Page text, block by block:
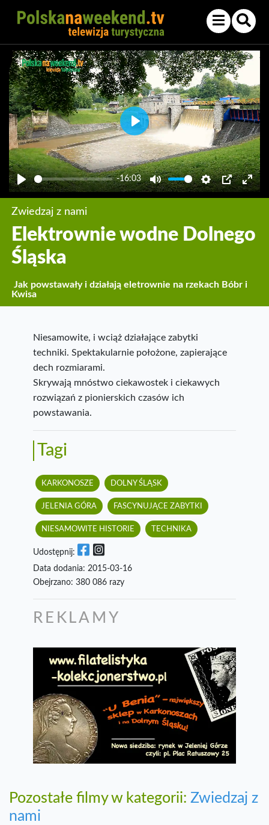
Play
-16:03
Mute Settings
PIP
Enter
Play
Zwiedzaj z nami
Elektrownie wodne Dolnego
Śląska
Jak powstawały i działają eletrownie na rzekach Bóbr i
Kwisa
Niesamowite, i wciąż działające zabytki
techniki. Spektakularnie położone, zapierające
dech rozmiarami.
Skrywają mnóstwo ciekawostek i ciekawych
rozwiązań z pionierskich czasów ich
powstawania.
Tagi
KARKONOSZE DOLNY ŚLĄSK
JELENIA GÓRA FASCYNUJĄCE ZABYTKI
NIESAMOWITE HISTORIE TECHNIKA
Udostępnij:
Data dodania: 2015-03-16
Obejrzano: 380 086 razy
REKLAMY
Pozostałe filmy w kategorii: Zwiedzaj z
nami